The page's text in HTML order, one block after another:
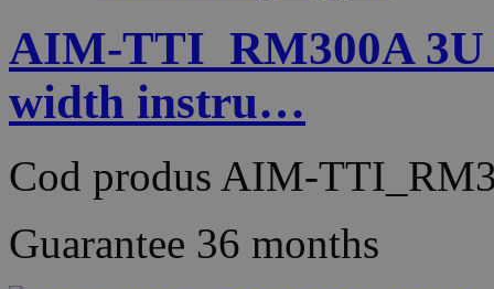
AIM-TTI_RM300A
width instru…
Cod produs AIM-
Guarantee 36 months